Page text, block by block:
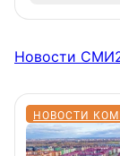
Новости
НОВОСТИ